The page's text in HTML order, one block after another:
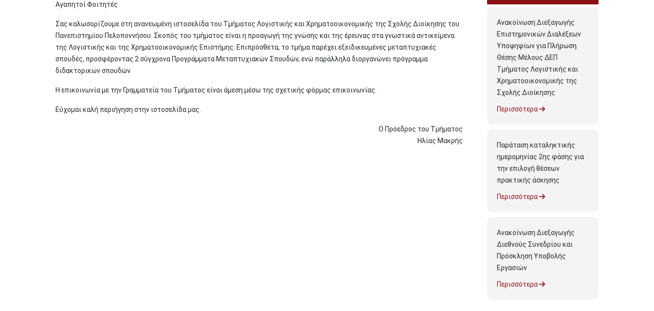
Αγαπητοί Φοιτητές
Σας καλωσορίζουμε στη ανανεωμένη ιστοσελίδα του Τμήματος Λογιστικής και Χρηματοοικονομικής της Σχολής Διοίκησης του
Πανεπιστημίου Πελοποννήσου. Σκοπός του τμήματος είναι η προαγωγή της γνώσης και της έρευνας στα γνωστικά αντικείμενα
της Λογιστικής και της Χρηματοοικονομικής Επιστήμης. Επιπρόσθετα, το τμήμα παρέχει εξειδικευμένες μεταπτυχιακές
σπουδές, προσφέροντας 2 σύγχρονα Προγράμματα Μεταπτυχιακών Σπουδών, ενώ παράλληλα διοργανώνει πρόγραμμα
διδακτορικών σπουδών.
Η επικοινωνία με την Γραμματεία του Τμήματος είναι άμεση μέσω της σχετικής φόρμας επικοινωνίας.
Εύχομαι καλή περιήγηση στην ιστοσελίδα μας.
Ο Πρόεδρος του Τμήματος
Ηλίας Μακρής
Ανακοίνωση Διεξαγωγής
Επιστημονικών Διαλέξεων
Υποψηφίων για Πλήρωση
Θέσης Μέλους ΔΕΠ
Τμήματος Λογιστικής και
Χρηματοοικονομικής της
Σχολής Διοίκησης
Περισσότερα
Παράταση καταληκτικής
ημερομηνίας 2ης φάσης για
την επιλογή θέσεων
πρακτικής άσκησης
Περισσότερα
Ανακοίνωση Διεξαγωγής
Διεθνούς Συνεδρίου και
Πρόσκληση Υποβολής
Εργασιών
Περισσότερα